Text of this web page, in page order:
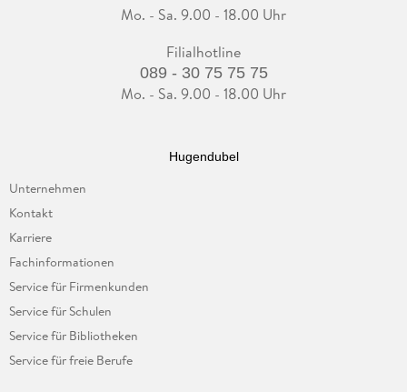
Mo. - Sa. 9.00 - 18.00 Uhr
Filialhotline
089 - 30 75 75 75
Mo. - Sa. 9.00 - 18.00 Uhr
Hugendubel
Unternehmen
Kontakt
Karriere
Fachinformationen
Service für Firmenkunden
Service für Schulen
Service für Bibliotheken
Service für freie Berufe